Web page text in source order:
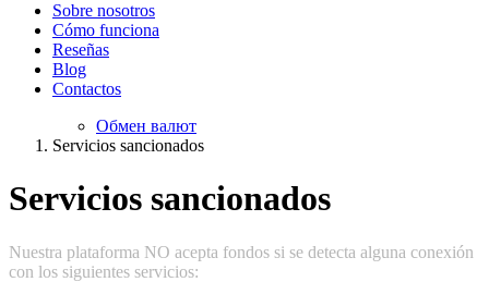
Sobre nosotros
Cómo funciona
Reseñas
Blog
Contactos
Обмен валют
Servicios sancionados
Servicios sancionados
Nuestra plataforma NO acepta fondos si se detecta alguna conexión
con los siguientes servicios: